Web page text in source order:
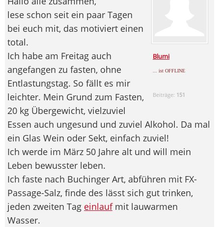
Blumi
... ist OFFLINE
Beiträge: 151
lese schon seit ein paar Tagen
bei euch mit, das motiviert einen
total.
Ich habe am Freitag auch
angefangen zu fasten, ohne
Entlastungstag. So fällt es mir
leichter. Mein Grund zum Fasten,
20 kg Übergewicht, vielzuviel
Essen auch ungesund und zuviel Alkohol. Da mal
ein Glas Wein oder Sekt, einfach zuviel!
Ich werde im März 50 Jahre alt und will mein
Leben bewusster leben.
Ich faste nach Buchinger Art, abführen mit FX-
Passage-Salz, finde des lässt sich gut trinken,
jeden zweiten Tag einlaufmit lauwarmen
Wasser.